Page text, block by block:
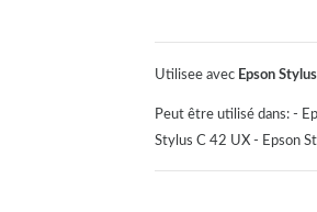
Utilisee avec Epson
Peut être utilisé dans: -
Stylus C 42 UX - Epson